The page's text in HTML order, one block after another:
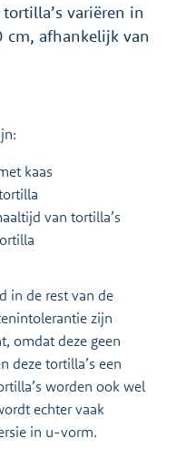
variëren in
cm, afhankelijk van
kaas
van tortilla’s
in de rest van de
zijn
omdat deze geen
deze tortilla’s een
worden ook wel
echter vaak
in u-vorm.